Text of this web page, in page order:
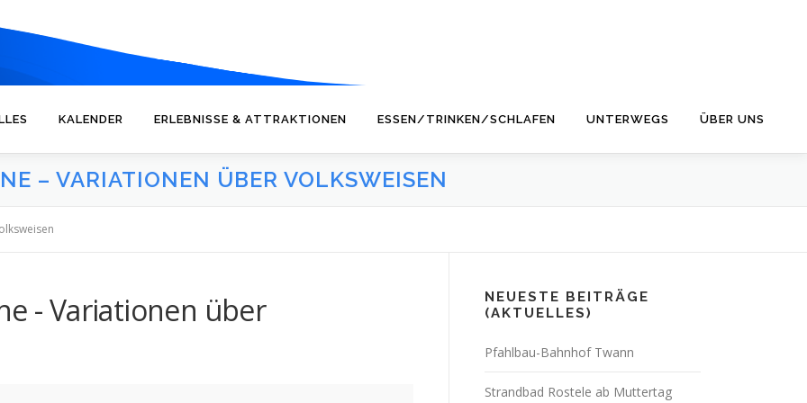
KALENDER ERLEBNISSE & ATTRAKTIONEN ESSEN/TRINKEN/SCHLAFEN UNTERWEGS ÜBER UNS
– VARIATIONEN ÜBER VOLKSWEISEN
- Variationen über
NEUESTE BEITRÄGE
(AKTUELLES)
Pfahlbau-Bahnhof Twann
Strandbad Rostele ab Muttertag